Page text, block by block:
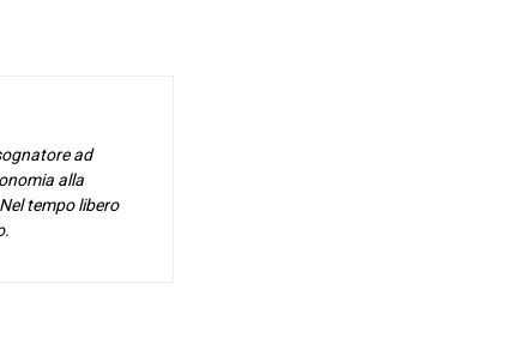
ad
alla
tempo libero